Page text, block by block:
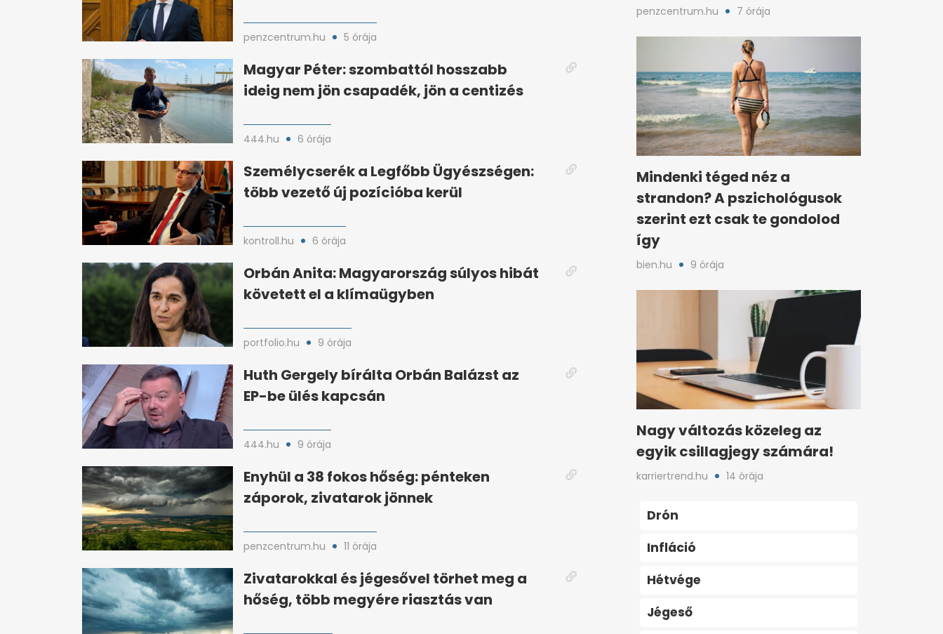
penzcentrum.hu 5 órája
Magyar Péter: szombattól hosszabb
ideig nem jön csapadék, jön a centizés
444.hu 6 órája
Személycserék a Legfőbb Ügyészségen:
több vezető új pozícióba kerül
kontroll.hu 6 órája
Orbán Anita: Magyarország súlyos hibát
követett el a klímaügyben
portfolio.hu 9 órája
Huth Gergely bírálta Orbán Balázst az
EP-be ülés kapcsán
444.hu 9 órája
Enyhül a 38 fokos hőség: pénteken
záporok, zivatarok jönnek
penzcentrum.hu 11 órája
Zivatarokkal és jégesővel törhet meg a
hőség, több megyére riasztás van
penzcentrum.hu 7 órája
Mindenki téged néz a
strandon? A pszichológusok
szerint ezt csak te gondolod
így
bien.hu 9 órája
Nagy változás közeleg az
egyik csillagjegy számára!
karriertrend.hu 14 órája
Drón
Infláció
Hétvége
Jégeső